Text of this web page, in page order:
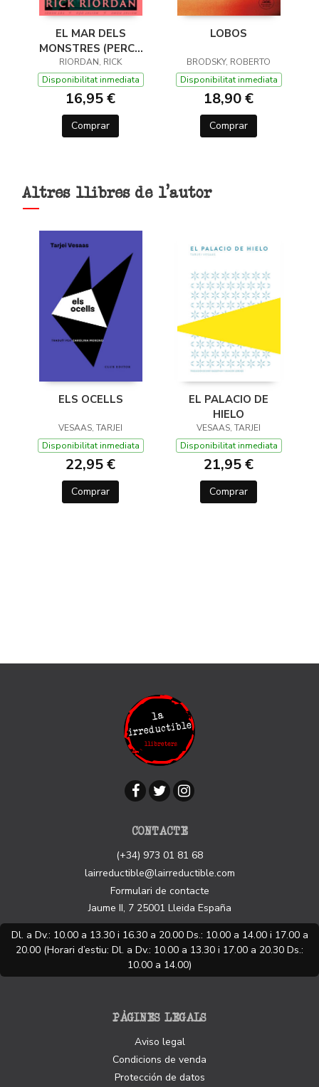
EL MAR DELS
MONSTRES (PERCY
JACKSON I ELS DÉUS
DE L'OLIMP 2)
RIORDAN, RICK
Disponibilitat inmediata
16,95 €
Comprar
LOBOS
BRODSKY, ROBERTO
Disponibilitat inmediata
18,90 €
Comprar
Altres llibres de l'autor
ELS OCELLS
VESAAS, TARJEI
Disponibilitat inmediata
22,95 €
Comprar
EL PALACIO DE
HIELO
VESAAS, TARJEI
Disponibilitat inmediata
21,95 €
Comprar
CONTACTE
(+34) 973 01 81 68
lairreductible@lairreductible.com
Formulari de contacte
Jaume II, 7 25001 Lleida España
Dl. a Dv.: 10.00 a 13.30 i 16.30 a 20.00 Ds.: 10.00 a 14.00 i 17.00 a
20.00 (Horari d’estiu: Dl. a Dv.: 10.00 a 13.30 i 17.00 a 20.30 Ds.:
10.00 a 14.00)
PÀGINES LEGALS
Aviso legal
Condicions de venda
Protección de datos